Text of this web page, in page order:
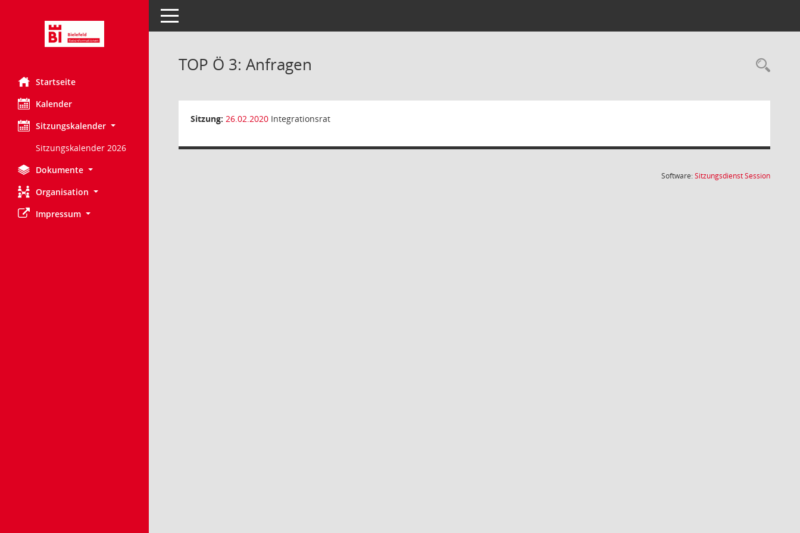
Startseite
Kalender
Sitzungskalender
Sitzungskalender 2026
Dokumente
Organisation
Impressum
Toggle navigation
TOP Ö 3: Anfragen
Sitzung: 26.02.2020 Integrationsrat
Software:SitzungsdienstSession(Wird in